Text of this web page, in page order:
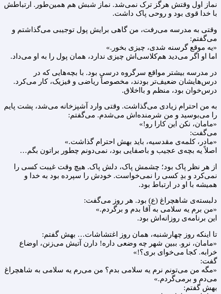
نماز اول وقتش هرگز ترک نمی‌شد. نماز شبش هم همین‌طور. ارتباطش
با خدا قوی بود و روحی پاک داشت.
وقتی به مدرسه می‌رفت، من گاهی برایش پول توجیبی می‌گذاشتم و
می‌گفتم:
«یه موقع گرسنه شدی، چیزی بخور.»
اما او اگر می‌دید هم‌کلاسی‌اش چیزی ندارد، همان پول را به او می‌داد.
در مدرسه بیشتر مواقع سرگروه درسی بود. با بچه‌هایی که در
درس‌هایشان ضعیف‌تر بودند، مخصوصاً ریاضی و فیزیک، کار می‌کرد.
درس‌خوان بود، منظم و بااخلاق.
به من احترام زیادی می‌گذاشت. وقتی وارد آشپزخانه می‌شد، پشت پایم
را می‌بوسید و من شرمنده‌اش می‌شدم. می‌گفتم:
«مامان، نکن این کارا رو!»
می‌گفت:
«مادر، کلمه‌ی مقدسیه، باید بهش احترام گذاشت.»
اصلاً یه بچه‌ی عجیب و باصفایی بود، نمی‌دونم چطور براتون بگم…
از هر نظر پاک بود؛ چشمش پاک، دلش پاک. هیچ وقت غیبت کسی را
نمی‌کرد و بدِ کسی را نمی‌خواست. خودش را سپرده بود به خدا و
همیشه با او در ارتباط بود.
دلبسته‌ی شاهچراغ (ع) بود. هر روز می‌گفت:
«من برم یه سلامی به آقا بدم و برگردم.»
این برنامه‌ی روزانه‌اش بود.
تا اینکه روز چهارشنبه، همان روز اغتشاشات… بهش گفتم:
«مامان، نرو. ببین شهر چه وضعی داره! دارن آتیش می‌زنن، اوضاع
خرابه. کجا می‌خوای بری؟!»
گفت:
«مگه من می‌تونم نرم یه سلامی بدم؟ من می‌رم یه سلامی به شاهچراغ
می‌دم و برمی‌گردم.»
بهش گفتم: